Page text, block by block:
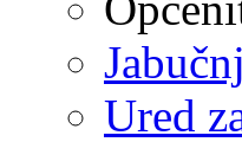
Ured